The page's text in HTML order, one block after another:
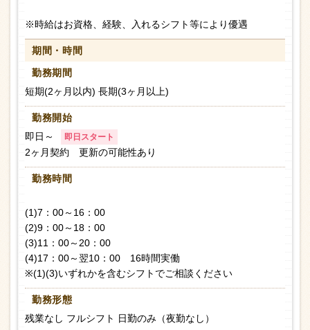
※時給はお資格、経験、入れるシフト等により優遇
期間・時間
勤務期間
短期(2ヶ月以内) 長期(3ヶ月以上)
勤務開始
即日～
即日スタート
2ヶ月契約 更新の可能性あり
勤務時間
(1)7：00～16：00
(2)9：00～18：00
(3)11：00～20：00
(4)17：00～翌10：00 16時間実働
※(1)(3)いずれかを含むシフトでご相談ください
勤務形態
残業なし フルシフト 日勤のみ（夜勤なし）